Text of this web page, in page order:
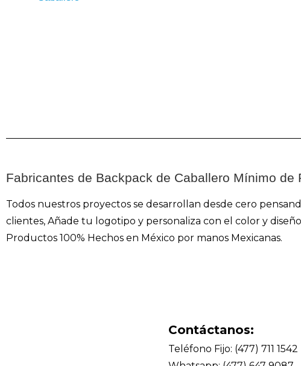
Fabricantes de Backpack de Caballero Mínimo de
Todos nuestros proyectos se desarrollan desde cero
clientes, Añade tu logotipo y personaliza con el color y
Productos 100% Hechos en México por manos Mexicanas.
Contáctanos:
Teléfono Fijo: (477) 711 1542